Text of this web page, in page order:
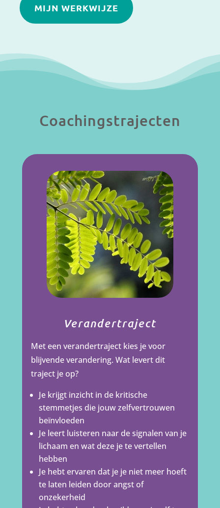
MIJN WERKWIJZE
Coachingstrajecten
Verandertraject
Met een verandertraject kies je voor
blijvende verandering. Wat levert dit
traject je op?
Je krijgt inzicht in de kritische
stemmetjes die jouw zelfvertrouwen
beïnvloeden
Je leert luisteren naar de signalen van je
lichaam en wat deze je te vertellen
hebben
Je hebt ervaren dat je je niet meer hoeft
te laten leiden door angst of
onzekerheid